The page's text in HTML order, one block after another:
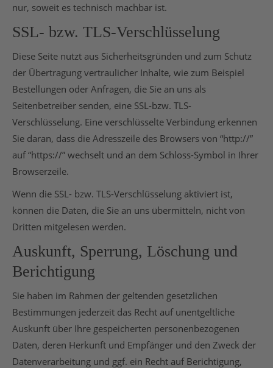
nur, soweit es technisch machbar ist.
SSL- bzw. TLS-Verschlüsselung
Diese Seite nutzt aus Sicherheitsgründen und zum Schutz
der Übertragung vertraulicher Inhalte, wie zum Beispiel
Bestellungen oder Anfragen, die Sie an uns als
Seitenbetreiber senden, eine SSL-bzw. TLS-
Verschlüsselung. Eine verschlüsselte Verbindung erkennen
Sie daran, dass die Adresszeile des Browsers von “http://”
auf “https://” wechselt und an dem Schloss-Symbol in Ihrer
Browserzeile.
Wenn die SSL- bzw. TLS-Verschlüsselung aktiviert ist,
können die Daten, die Sie an uns übermitteln, nicht von
Dritten mitgelesen werden.
Auskunft, Sperrung, Löschung und
Berichtigung
Sie haben im Rahmen der geltenden gesetzlichen
Bestimmungen jederzeit das Recht auf unentgeltliche
Auskunft über Ihre gespeicherten personenbezogenen
Daten, deren Herkunft und Empfänger und den Zweck der
Datenverarbeitung und ggf. ein Recht auf Berichtigung,